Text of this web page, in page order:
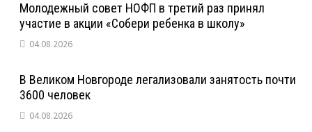
Молодежный совет НОФП в третий раз принял
участие в акции «Собери ребенка в школу»
04.08.2026
В Великом Новгороде легализовали занятость почти
3600 человек
04.08.2026